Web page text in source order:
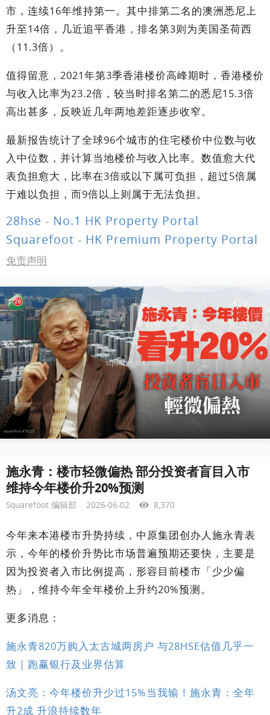
市，连续16年维持第一。其中排第二名的澳洲悉尼上
升至14倍，几近追平香港，排名第3则为美国圣荷西
（11.3倍）。
值得留意，2021年第3季香港楼价高峰期时，香港楼价
与收入比率为23.2倍，较当时排名第二的悉尼15.3倍
高出甚多，反映近几年两地差距逐步收窄。
最新报告统计了全球96个城市的住宅楼价中位数与收
入中位数，并计算当地楼价与收入比率。数值愈大代
表负担愈大，比率在3倍或以下属可负担，超过5倍属
于难以负担，而9倍以上则属于无法负担。
28hse - No.1 HK Property Portal
Squarefoot - HK Premium Property Portal
免责声明
施永青：楼市轻微偏热 部分投资者盲目入市
维持今年楼价升20%预测
Squarefoot 编辑部 2026-06-02 8,370
今年来本港楼市升势持续，中原集团创办人施永青表
示，今年的楼价升势比市场普遍预期还要快，主要是
因为投资者入市比例提高，形容目前楼市「少少偏
热」，维持今年全年楼价上升约20%预测。
更多消息：
施永青820万购入太古城两房户 与28HSE估值几乎一
致｜跑赢银行及业界估算
汤文亮：今年楼价升少过15%当我输！施永青：全年
升2成 升浪持续数年